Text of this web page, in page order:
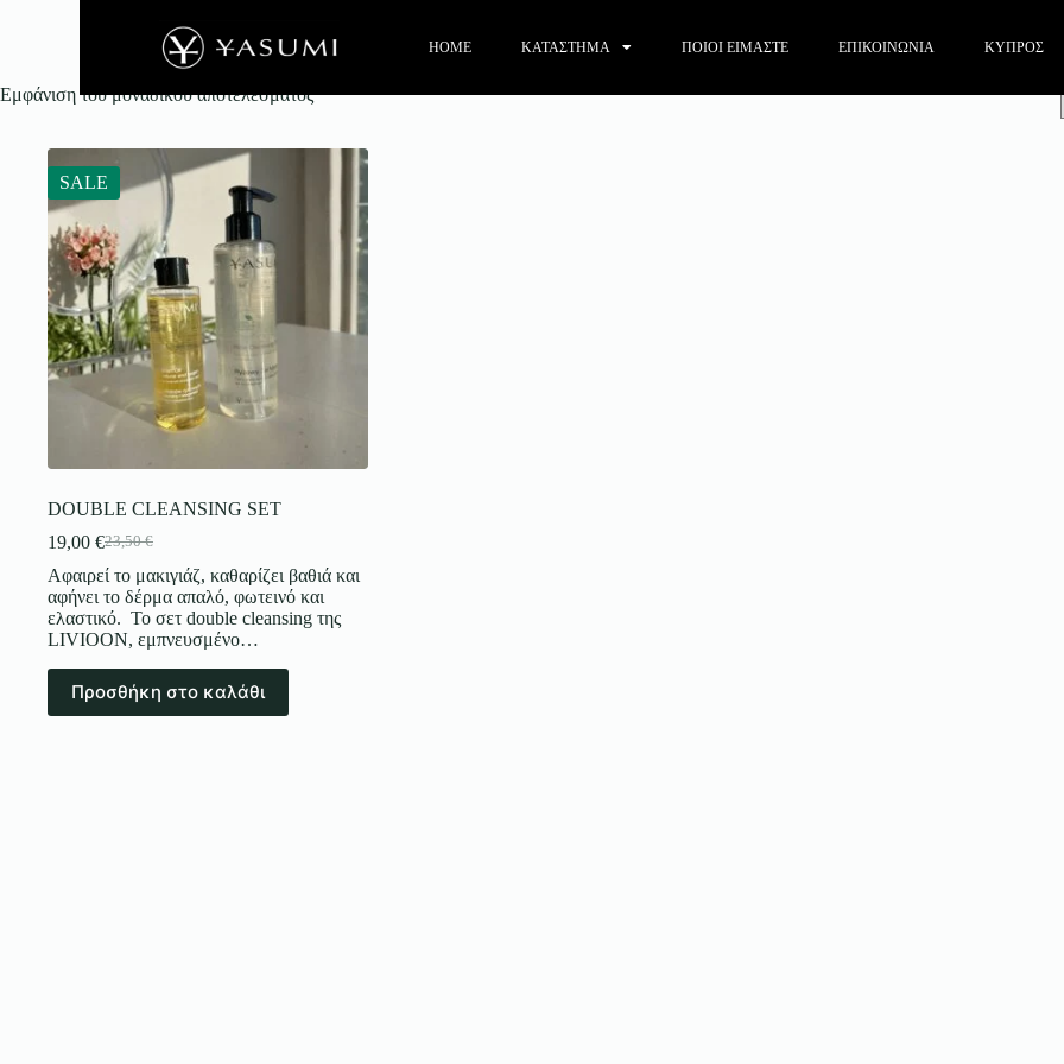
HOME ΚΑΤΑΣΤΗΜΑ ΠΟΙΟΙ ΕΙΜΑΣΤΕ ΕΠΙΚΟΙΝΩΝΙΑ ΚΥΠΡΟΣ
Εμφάνιση του μοναδικού αποτελέσματος
SALE
DOUBLE CLEANSING SET
23,50€
19,00 €
Αφαιρεί το μακιγιάζ, καθαρίζει βαθιά και
αφήνει το δέρμα απαλό, φωτεινό και
ελαστικό. Το σετ double cleansing της
LIVIOON, εμπνευσμένο…
Προσθήκη στο καλάθι